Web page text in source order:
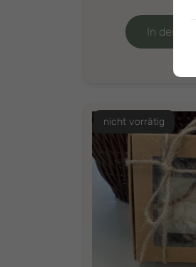
In den
nicht vorrätig